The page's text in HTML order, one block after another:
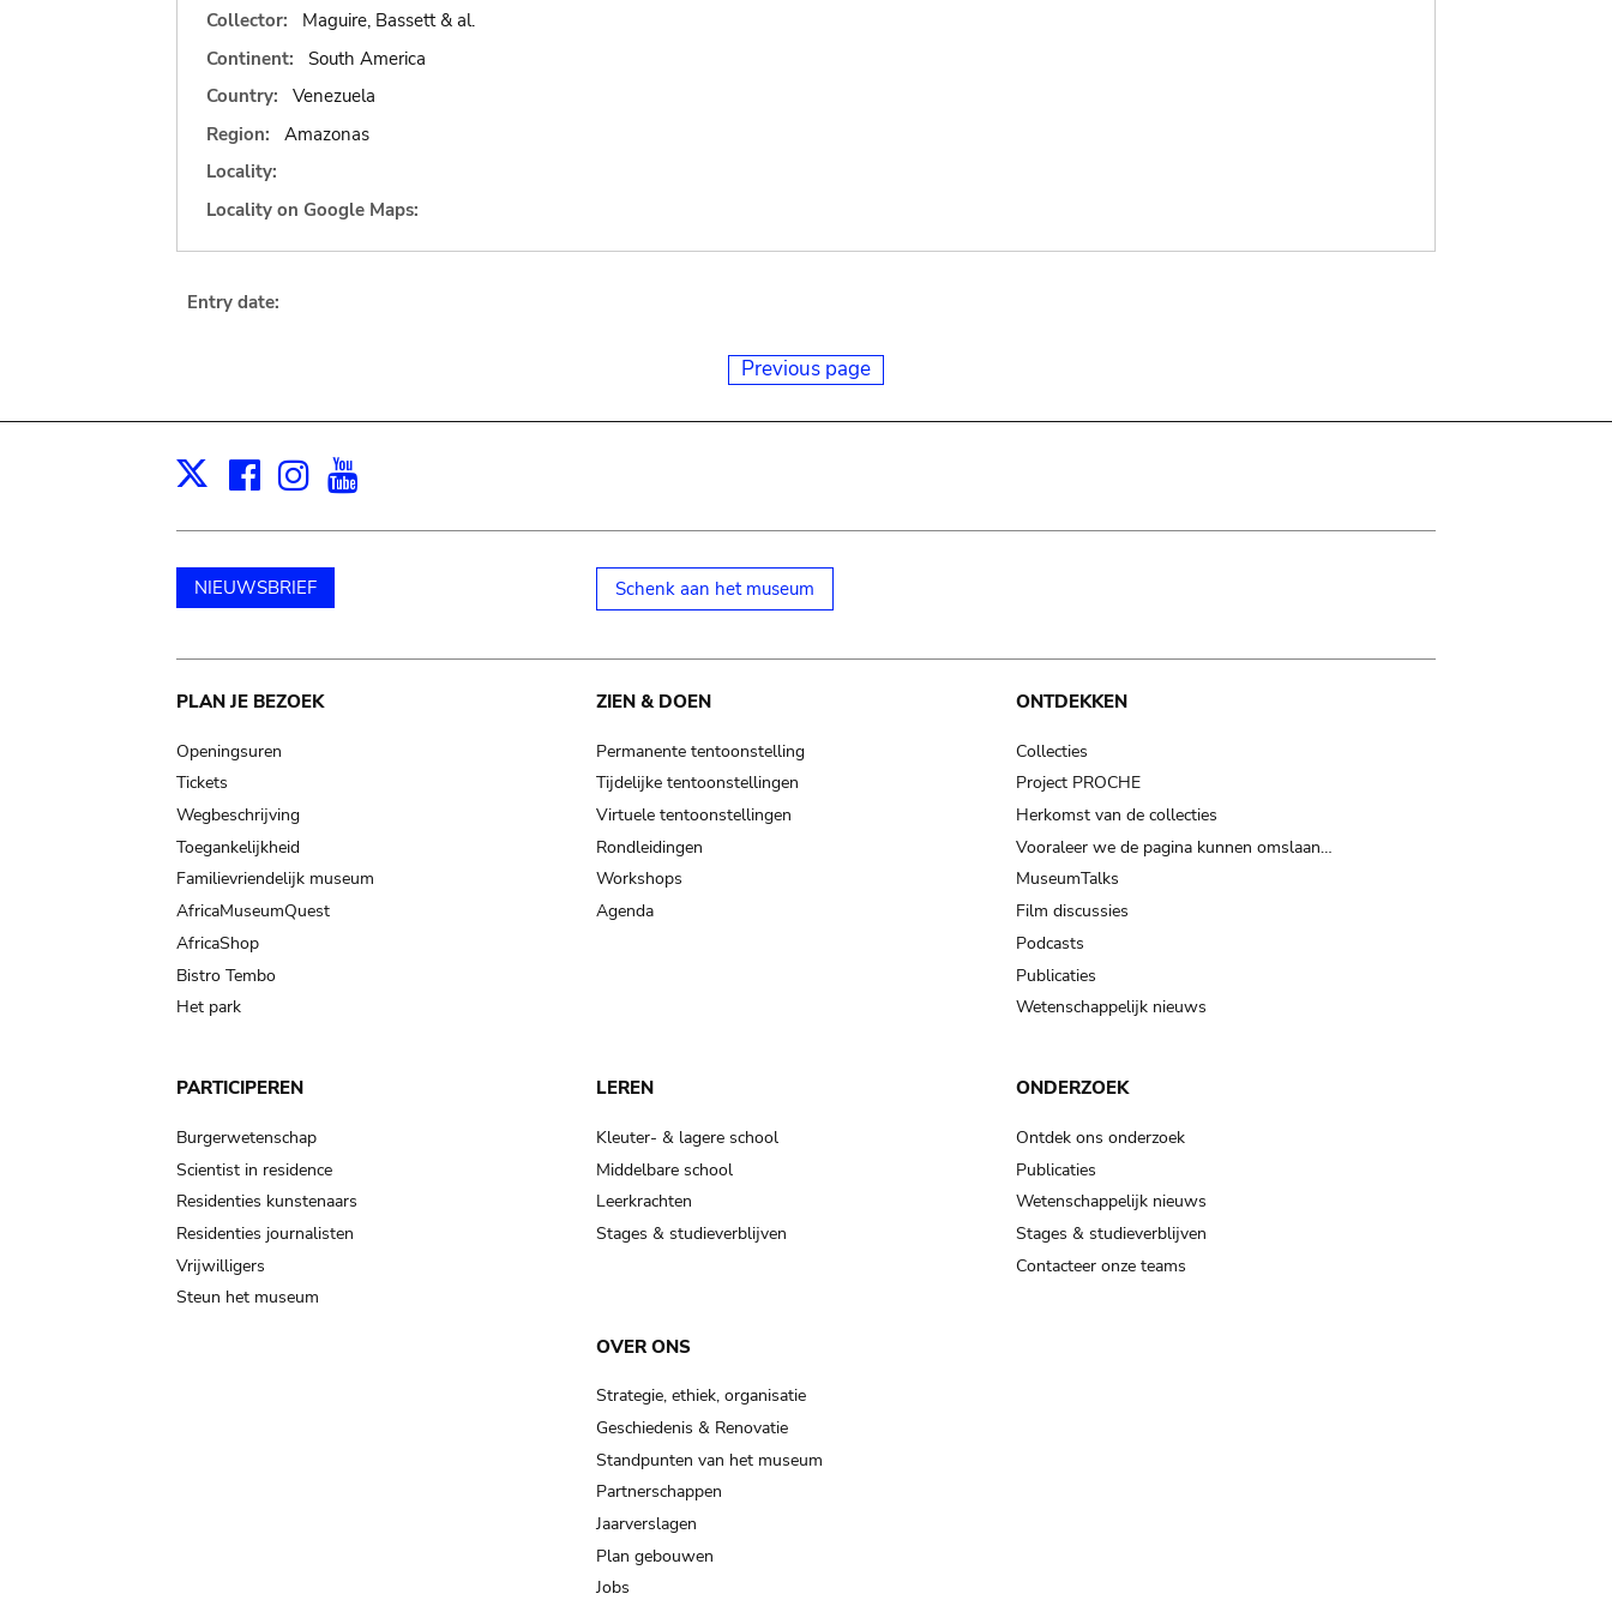
Collector:
Maguire, Bassett & al.
Continent:
South America
Country:
Venezuela
Region:
Amazonas
Locality:
Locality on Google Maps:
Entry date:
Previous page
X Facebook
Instagram
NIEUWSBRIEF Schenk aan het museum
Main
navigation
PLAN JE BEZOEK
Openingsuren
Tickets
Wegbeschrijving
Toegankelijkheid
Familievriendelijk museum
AfricaMuseumQuest
AfricaShop
Bistro Tembo
Het park
ZIEN & DOEN
Permanente tentoonstelling
Tijdelijke tentoonstellingen
Virtuele tentoonstellingen
Rondleidingen
Workshops
Agenda
ONTDEKKEN
Collecties
Project PROCHE
Herkomst van de collecties
Vooraleer we de pagina kunnen omslaan…
MuseumTalks
Film discussies
Podcasts
Publicaties
Wetenschappelijk nieuws
PARTICIPEREN
Burgerwetenschap
Scientist in residence
Residenties kunstenaars
Residenties journalisten
Vrijwilligers
Steun het museum
LEREN
Kleuter- & lagere school
Middelbare school
Leerkrachten
Stages & studieverblijven
ONDERZOEK
Ontdek ons onderzoek
Publicaties
Wetenschappelijk nieuws
Stages & studieverblijven
Contacteer onze teams
OVER ONS
Strategie, ethiek, organisatie
Geschiedenis & Renovatie
Standpunten van het museum
Partnerschappen
Jaarverslagen
Plan gebouwen
Jobs